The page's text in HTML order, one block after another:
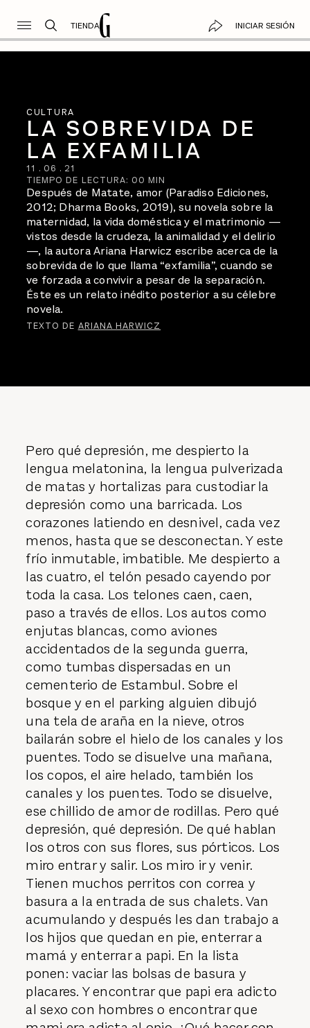
TIENDA INICIAR SESIÓN
CULTURA
LA SOBREVIDA DE
LA EXFAMILIA
11 . 06 . 21
TIEMPO DE LECTURA: 00 MIN
Después de Matate, amor (Paradiso Ediciones,
2012; Dharma Books, 2019), su novela sobre la
maternidad, la vida doméstica y el matrimonio —
vistos desde la crudeza, la animalidad y el delirio
—, la autora Ariana Harwicz escribe acerca de la
sobrevida de lo que llama “exfamilia”, cuando se
ve forzada a convivir a pesar de la separación.
Éste es un relato inédito posterior a su célebre
novela.
TEXTO DE ARIANA HARWICZ
Pero qué depresión, me despierto la
lengua melatonina, la lengua pulverizada
de matas y hortalizas para custodiar la
depresión como una barricada. Los
corazones latiendo en desnivel, cada vez
menos, hasta que se desconectan. Y este
frío inmutable, imbatible. Me despierto a
las cuatro, el telón pesado cayendo por
toda la casa. Los telones caen, caen,
paso a través de ellos. Los autos como
enjutas blancas, como aviones
accidentados de la segunda guerra,
como tumbas dispersadas en un
cementerio de Estambul. Sobre el
bosque y en el parking alguien dibujó
una tela de araña en la nieve, otros
bailarán sobre el hielo de los canales y los
puentes. Todo se disuelve una mañana,
los copos, el aire helado, también los
canales y los puentes. Todo se disuelve,
ese chillido de amor de rodillas. Pero qué
depresión, qué depresión. De qué hablan
los otros con sus flores, sus pórticos. Los
miro entrar y salir. Los miro ir y venir.
Tienen muchos perritos con correa y
basura a la entrada de sus chalets. Van
acumulando y después les dan trabajo a
los hijos que quedan en pie, enterrar a
mamá y enterrar a papi. En la lista
ponen: vaciar las bolsas de basura y
placares. Y encontrar que papi era adicto
al sexo con hombres o encontrar que